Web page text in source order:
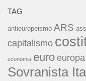
TAG
antieuropeismo ARS
capitalismo
economia euro europa
Sovranista